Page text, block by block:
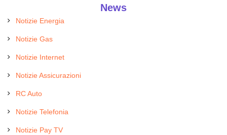
News
Notizie Energia
Notizie Gas
Notizie Internet
Notizie Assicurazioni
RC Auto
Notizie Telefonia
Notizie Pay TV